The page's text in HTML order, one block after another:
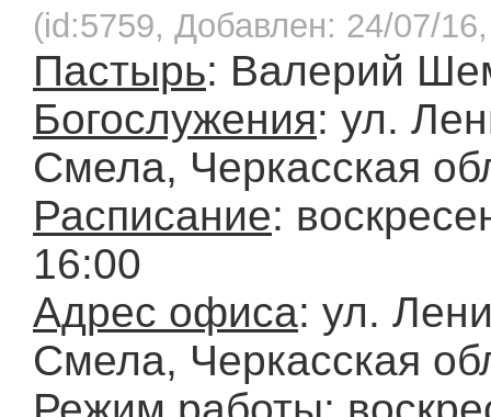
(id:5759, Добавлен: 24/07/
Пастырь: Валерий
Богослужения: ул.
Смела, Черкасская
Расписание:
16:00
Адрес офиса: ул.
Смела, Черкасская